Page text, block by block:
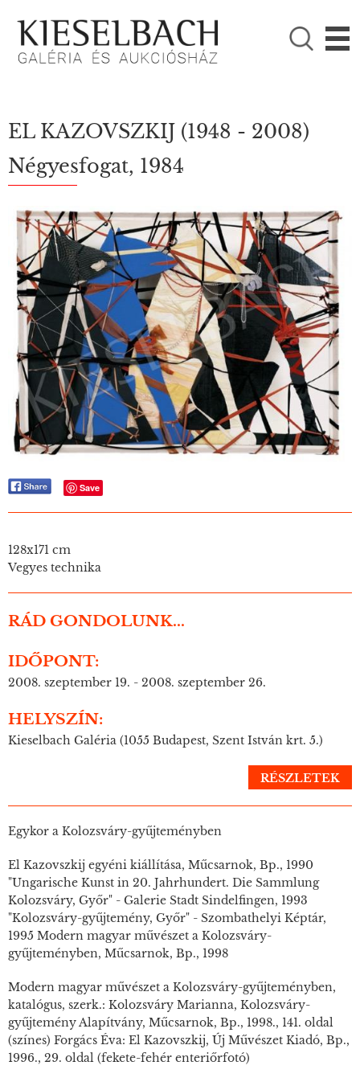

KÉRJÜK VÁLASSZON!
Festmények
EL KAZOVSZKIJ (1948 - 2008)
Négyesfogat, 1984
Save
128x171 cm
Vegyes technika
RÁD GONDOLUNK...
IDŐPONT:
2008. szeptember 19. - 2008. szeptember 26.
HELYSZÍN:
Kieselbach Galéria (1055 Budapest, Szent István krt. 5.)
RÉSZLETEK
Egykor a Kolozsváry-gyűjteményben
El Kazovszkij egyéni kiállítása, Műcsarnok, Bp., 1990
"Ungarische Kunst in 20. Jahrhundert. Die Sammlung
Kolozsváry, Győr" - Galerie Stadt Sindelfingen, 1993
"Kolozsváry-gyűjtemény, Győr" - Szombathelyi Képtár,
1995 Modern magyar művészet a Kolozsváry-
gyűjteményben, Műcsarnok, Bp., 1998
Modern magyar művészet a Kolozsváry-gyűjteményben,
katalógus, szerk.: Kolozsváry Marianna, Kolozsváry-
gyűjtemény Alapítvány, Műcsarnok, Bp., 1998., 141. oldal
(színes) Forgács Éva: El Kazovszkij, Új Művészet Kiadó, Bp.,
1996., 29. oldal (fekete-fehér enteriőrfotó)